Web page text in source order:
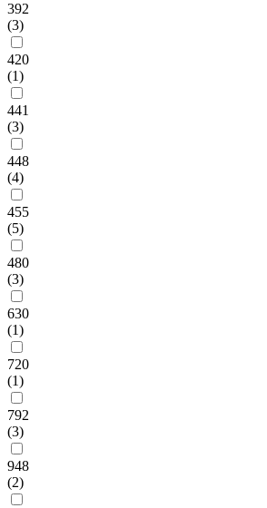
392
(3)
420
(1)
441
(3)
448
(4)
455
(5)
480
(3)
630
(1)
720
(1)
792
(3)
948
(2)